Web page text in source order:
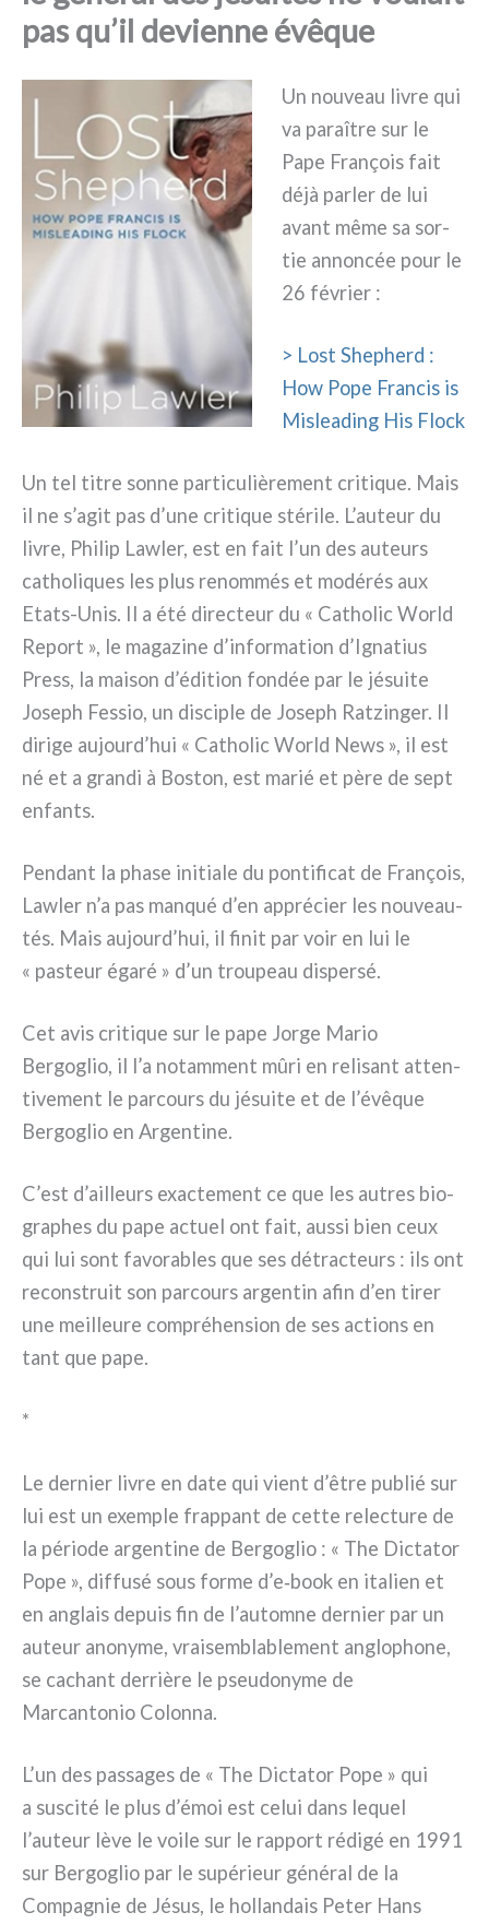
pas qu’il devienne évêque
Un nou­veau livre qui
va para­î­tre sur le
Pape François fait
déjà par­ler de lui
avant même sa sor­
tie annon­cée pour le
26 février :
> Lost Shepherd :
How Pope Francis is
Misleading His Flock
Un tel titre son­ne par­ti­cu­liè­re­ment cri­ti­que. Mais
il ne s’agit pas d’une cri­ti­que sté­ri­le. L’auteur du
livre, Philip Lawler, est en fait l’un des auteurs
catho­li­ques les plus renom­més et modé­rés aux
Etats-Unis. Il a été direc­teur du « Catholic World
Report », le maga­zi­ne d’information d’Ignatius
Press, la mai­son d’édition fon­dée par le jésui­te
Joseph Fessio, un disci­ple de Joseph Ratzinger. Il
diri­ge aujourd’hui « Catholic World News », il est
né et a gran­di à Boston, est marié et père de sept
enfan­ts.
Pendant la pha­se ini­tia­le du pon­ti­fi­cat de François,
Lawler n’a pas man­qué d’en appré­cier les nou­veau­
tés. Mais aujourd’hui, il finit par voir en lui le
« pasteur éga­ré » d’un trou­peau disper­sé.
Cet avis cri­ti­que sur le pape Jorge Mario
Bergoglio, il l’a notam­ment mûri en reli­sant atten­
ti­ve­ment le par­cours du jésui­te et de l’évêque
Bergoglio en Argentine.
C’est d’ailleurs exac­te­ment ce que les autres bio­
gra­phes du pape actuel ont fait, aus­si bien ceux
qui lui sont favo­ra­bles que ses détrac­teurs : ils ont
recon­struit son par­cours argen­tin afin d’en tirer
une meil­leu­re com­pré­hen­sion de ses actions en
tant que pape.
*
Le der­nier livre en date qui vient d’être publié sur
lui est un exem­ple frap­pant de cet­te relec­tu­re de
la pério­de argen­ti­ne de Bergoglio : « The Dictator
Pope », dif­fu­sé sous for­me d’e‑book en ita­lien et
en anglais depuis fin de l’automne der­nier par un
auteur ano­ny­me, vrai­sem­bla­ble­ment anglo­pho­ne,
se cachant der­riè­re le pseu­do­ny­me de
Marcantonio Colonna.
L’un des pas­sa­ges de « The Dictator Pope » qui
a susci­té le plus d’émoi est celui dans lequel
l’auteur lève le voi­le sur le rap­port rédi­gé en 1991
sur Bergoglio par le supé­rieur géné­ral de la
Compagnie de Jésus, le hol­lan­dais Peter Hans